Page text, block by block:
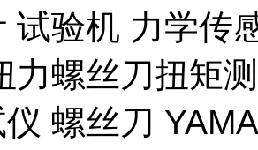
试验机 力学传
力螺丝刀扭矩
螺丝刀